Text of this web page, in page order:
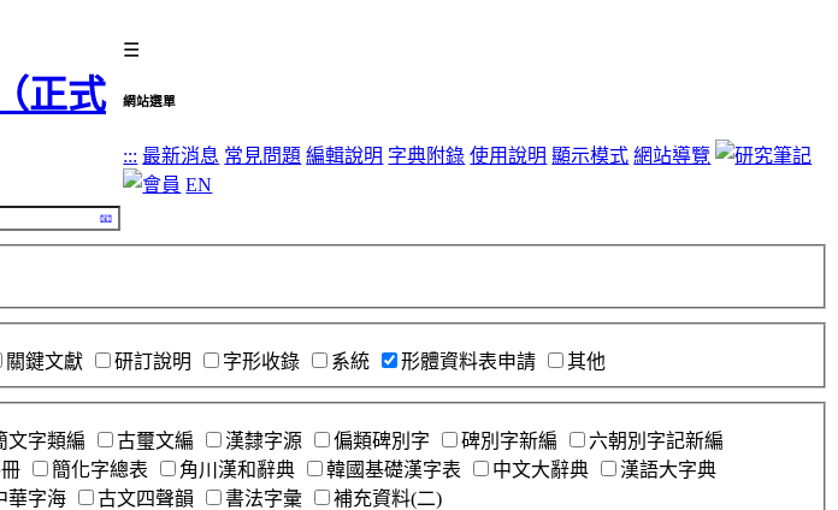
☰
網站選單
::: 最新消息 常見問題 編輯說明 字典附錄 使用說明 顯示模式 網站導覽
EN
關鍵文獻 研訂說明 字形收錄 系統 形體資料表申請 其他
文字類編 古璽文編 漢隸字源 偏類碑別字 碑別字新編
六朝別字記新編
簡化字總表 角川漢和辭典 韓國基礎漢字表 中文大辭典
漢語大字典
華字海 古文四聲韻 書法字彙 補充資料(二)